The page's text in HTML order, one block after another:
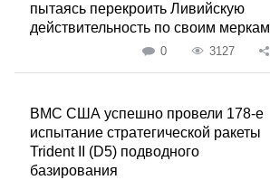
пытаясь перекроить Ливийскую
действительность по своим меркам
0 3127
ВМС США успешно провели 178-е
испытание стратегической ракеты
Trident II (D5) подводного
базирования